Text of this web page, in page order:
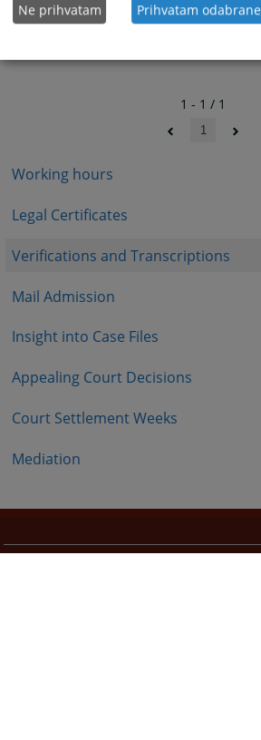
Working hours
Legal Certificates
Verifications and Transcriptions
Mail Admission
Insight into Case Files
Appealing Court Decisions
Court Settlement Weeks
Mediation
1 - 1 / 1
1
Ne prihvatam Prihvatam odabrane